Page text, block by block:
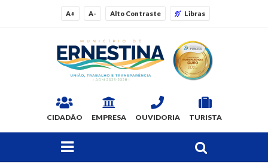
A+ A- Alto Contraste Libras
CIDADÃO EMPRESA OUVIDORIA TURISTA